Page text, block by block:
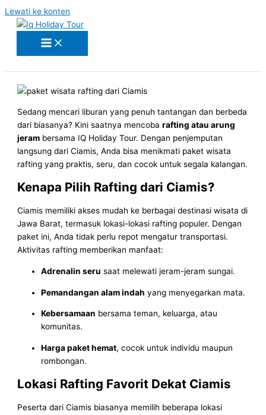
Lewati ke konten
Sedang mencari liburan yang penuh tantangan dan berbeda
dari biasanya? Kini saatnya mencobarafting atau arung
jeram bersama IQ Holiday Tour. Dengan penjemputan
langsung dari Ciamis, Anda bisa menikmati paket wisata
rafting yang praktis, seru, dan cocok untuk segala kalangan.
Kenapa Pilih Rafting dari Ciamis?
Ciamis memiliki akses mudah ke berbagai destinasi wisata di
Jawa Barat, termasuk lokasi-lokasi rafting populer. Dengan
paket ini, Anda tidak perlu repot mengatur transportasi.
Aktivitas rafting memberikan manfaat:
Adrenalin seru saat melewati jeram-jeram sungai.
Pemandangan alam indah yang menyegarkan mata.
Kebersamaan bersama teman, keluarga, atau
komunitas.
Harga paket hemat, cocok untuk individu maupun
rombongan.
Lokasi Rafting Favorit Dekat Ciamis
Peserta dari Ciamis biasanya memilih beberapa lokasi